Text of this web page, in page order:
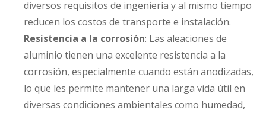
diversos requisitos de ingeniería y al mismo tiempo
reducen los costos de transporte e instalación.
Resistencia a la corrosión: Las aleaciones de
aluminio tienen una excelente resistencia a la
corrosión, especialmente cuando están anodizadas,
lo que les permite mantener una larga vida útil en
diversas condiciones ambientales como humedad,